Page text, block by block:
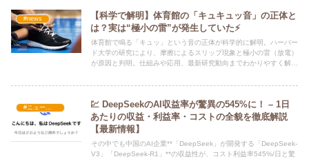
#news
【科学で解明】体育館の「キュキュッ音」の正体と
は？実は“極小の雷”が発生していた⚡
体育館で鳴る「キュッ」という音の正体が科学的に解明。ハーバー
ド大学の研究により、摩擦によるスリップ現象と極小の雷（放電）
が原因と判明。仕組みや応用、最新研究動向までわかりやすく解
#ニュース・社会・コラム
💹 DeepSeekのAI収益率が驚異の545%に！ – 1日
あたりの収益・利益率・コストの全貌を徹底解説
【最新情報】
その中でも中国のAI企業**「DeepSeek」が開発する「DeepSeek-
V3」「DeepSeek-R1」**の収益性が、コスト利益率545%/日と驚